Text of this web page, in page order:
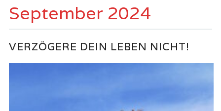
September 2024
VERZÖGERE DEIN LEBEN NICHT!